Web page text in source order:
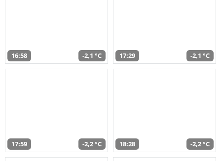
16:58 -2,1 °C 17:29 -2,1 °C
17:59 -2,2 °C 18:28 -2,2 °C